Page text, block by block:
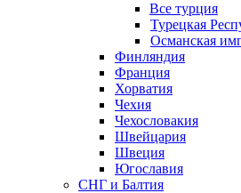
Все турция
Турецкая
Османская
Финляндия
Франция
Хорватия
Чехия
Чехословакия
Швейцария
Швеция
Югославия
СНГ и Балтия